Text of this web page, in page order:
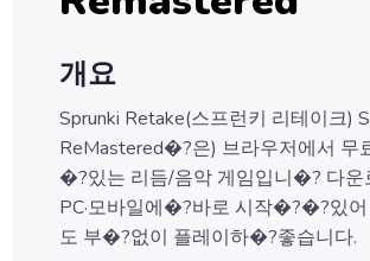
Run
Puzzle
Games
개요
Sprunki Retake(스프런키 리테이크)
ReMastered�?은) 브라우저에서 무
�?있는 리듬/음악 게임입니�? 다운
PC·모바일에�?바로 시작�?�?있어
도 부�?없이 플레이하�?좋습니다.